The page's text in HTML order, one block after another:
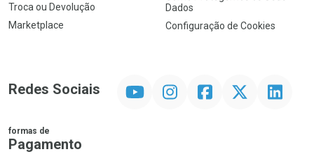
Troca ou Devolução
Marketplace
Dados
Configuração de Cookies
Redes Sociais InstagramFacebookTwitter Linkedin
formas de
Pagamento